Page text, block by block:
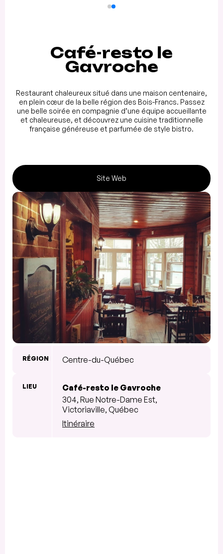
Café-resto le
Gavroche
Restaurant chaleureux situé dans une maison centenaire,
en plein cœur de la belle région des Bois-Francs. Passez
une belle soirée en compagnie d’une équipe accueillante
et chaleureuse, et découvrez une cuisine traditionnelle
française généreuse et parfumée de style bistro.
Site Web
RÉGION Centre-du-Québec
LIEU
Café-resto le Gavroche
304, Rue Notre-Dame Est,
Victoriaville, Québec
Itinéraire